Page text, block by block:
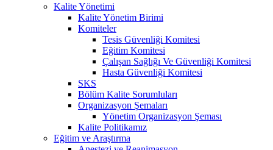
Kalite Yönetimi
Kalite Yönetim Birimi
Komiteler
Tesis Güvenliği Komitesi
Eğitim Komitesi
Çalışan Sağlığı Ve Güvenliği Komitesi
Hasta Güvenliği Komitesi
SKS
Bölüm Kalite Sorumluları
Organizasyon Şemaları
Yönetim Organizasyon Şeması
Kalite Politikamız
Eğitim ve Araştırma